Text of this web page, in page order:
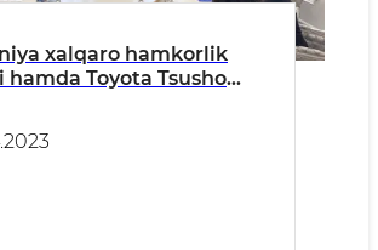
xalqaro hamkorlik
hamda Toyota Tsusho